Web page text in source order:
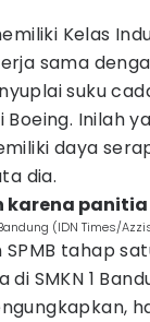
Kelas
sama
suku
Inilah
daya
dia.
karena panitia
(IDN Times/
tahap
di SMKN 1